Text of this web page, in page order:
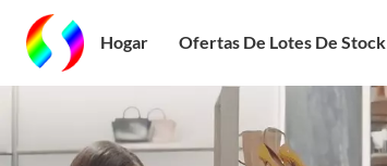
Hogar Ofertas De Lotes De Stock